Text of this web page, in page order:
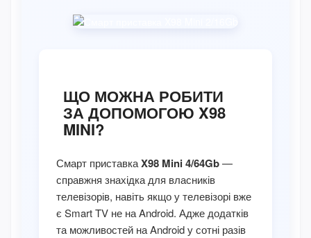
ЩО МОЖНА РОБИТИ
ЗА ДОПОМОГОЮ X98
MINI?
Смарт приставкаX98 Mini 4/64Gb—
справжня знахідка для власників
телевізорів, навіть якщо у телевізорі вже
є Smart TV не на Android. Адже додатків
та можливостей на Android у сотні разів